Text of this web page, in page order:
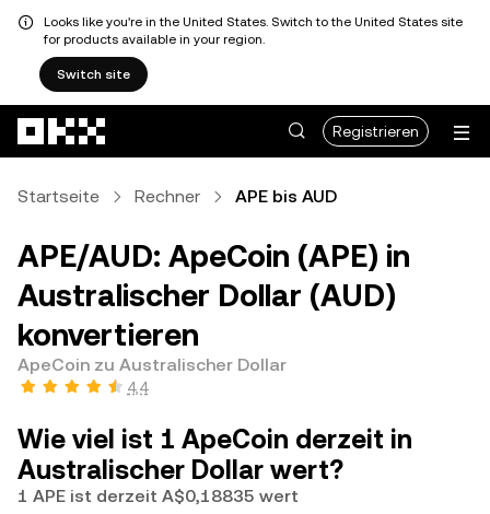
Looks like you're in the United States. Switch to the United States site
for products available in your region.
Switch site
Registrieren
Startseite Rechner APE bis AUD
APE/AUD: ApeCoin (APE) in
Australischer Dollar (AUD)
konvertieren
ApeCoin zu Australischer Dollar
4,4
Wie viel ist 1 ApeCoin derzeit in
Australischer Dollar wert?
1 APE ist derzeit A$0,18835 wert